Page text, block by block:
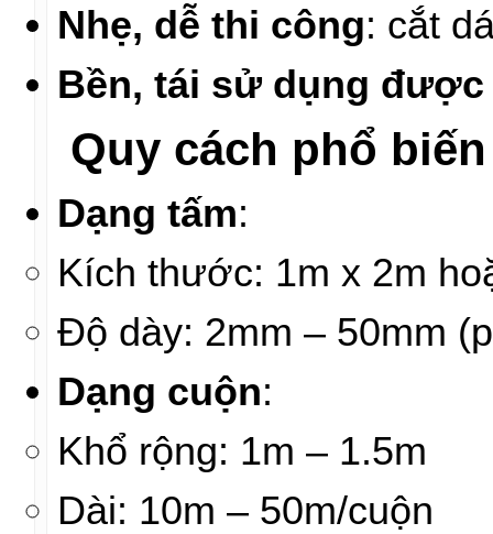
Nhẹ, dễ thi công: cắt
Bền, tái sử dụng
Quy cách phổ biến
Dạng tấm:
Kích thước: 1m x 2m
Độ dày: 2mm – 50mm
Dạng cuộn:
Khổ rộng: 1m – 1.5m
Dài: 10m – 50m/cuộn